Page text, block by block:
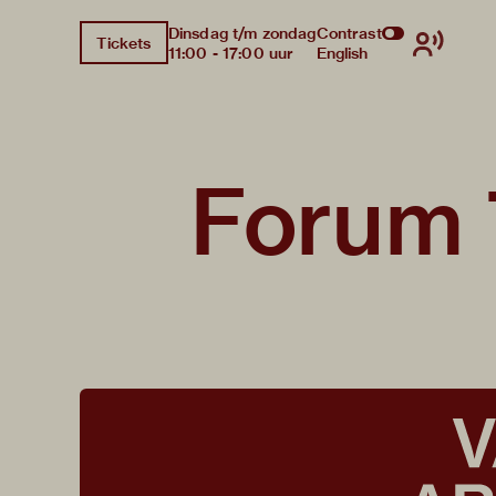
Tickets
Dinsdag t/m zondag
11:00 - 17:00 uur
Contrast
English
Forum